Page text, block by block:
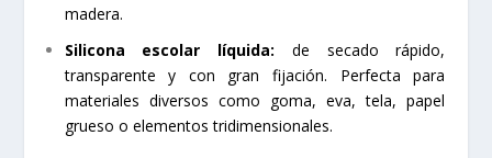
madera.
Silicona escolar líquida: de secado rápido,
transparente y con gran fijación. Perfecta para
materiales diversos como goma, eva, tela, papel
grueso o elementos tridimensionales.